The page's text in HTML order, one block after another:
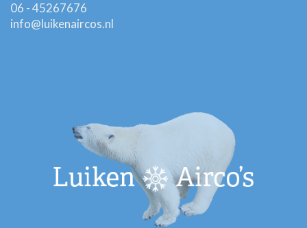
06 - 45267676
info@luikenaircos.nl